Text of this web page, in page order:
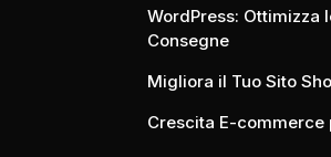
WordPress: Ottimizza
Consegne
Migliora il Tuo Sito
Crescita E-commerce